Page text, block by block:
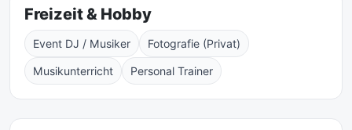
Freizeit & Hobby
Event DJ / Musiker Fotografie (Privat)
Musikunterricht Personal Trainer